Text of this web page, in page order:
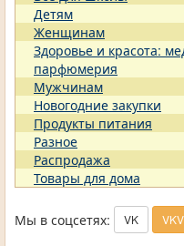
Детям
Женщинам
Здоровье и красота:
парфюмерия
Мужчинам
Новогодние закупки
Продукты питания
Разное
Распродажа
Товары для дома
Мы в соцсетях: VK